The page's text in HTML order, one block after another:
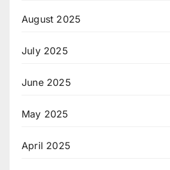
August 2025
July 2025
June 2025
May 2025
April 2025